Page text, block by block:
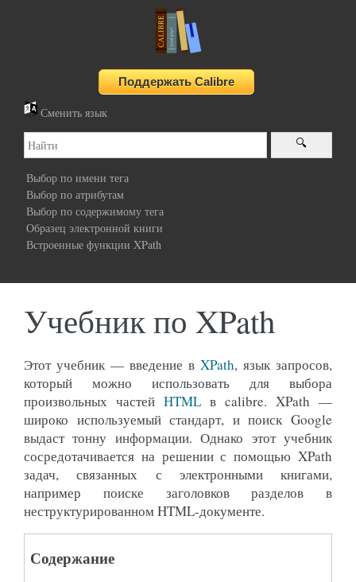
Сменить язык
Выбор по имени тега
Выбор по атрибутам
Выбор по содержимому тега
Образец электронной книги
Встроенные функции XPath
Учебник по XPath
Этот учебник — введение в XPath, язык запросов,
который можно использовать для выбора
произвольных частей HTML в calibre. XPath —
широко используемый стандарт, и поиск Google
выдаст тонну информации. Однако этот учебник
сосредотачивается на решении с помощью XPath
задач, связанных с электронными книгами,
например поиске заголовков разделов в
неструктурированном HTML-документе.
Содержание